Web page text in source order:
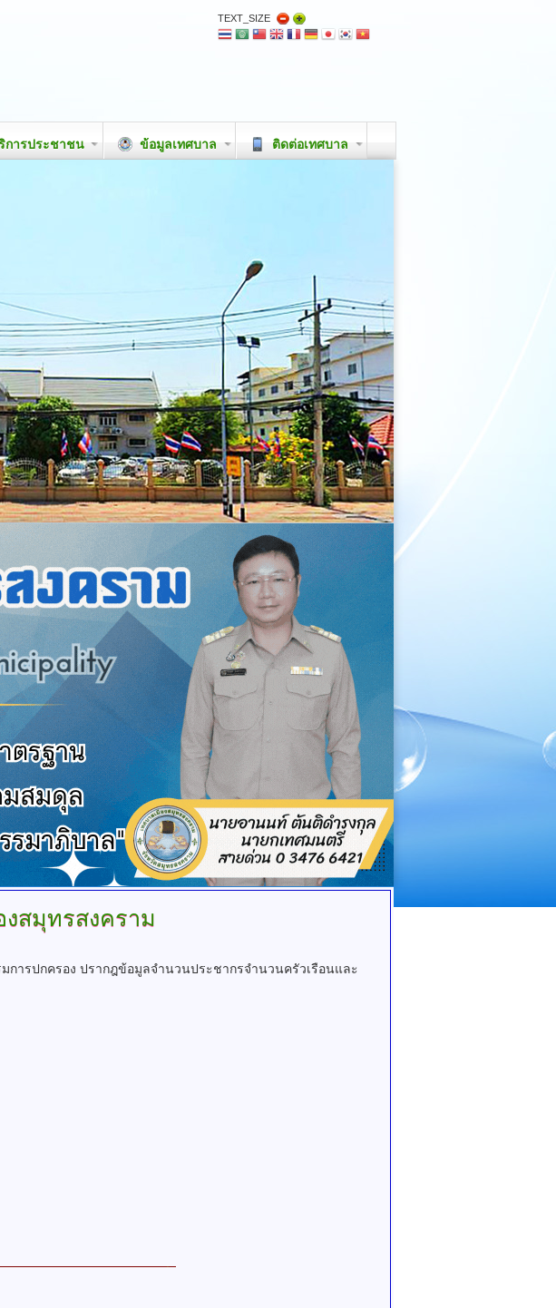
TEXT_SIZE
การประชาชน ข้อมูลเทศบาล ติดต่อเทศบาล
งสมุทรสงคราม
ารปกครอง ปรากฎข้อมูลจำนวนประชากรจำนวนครัวเรือนและ